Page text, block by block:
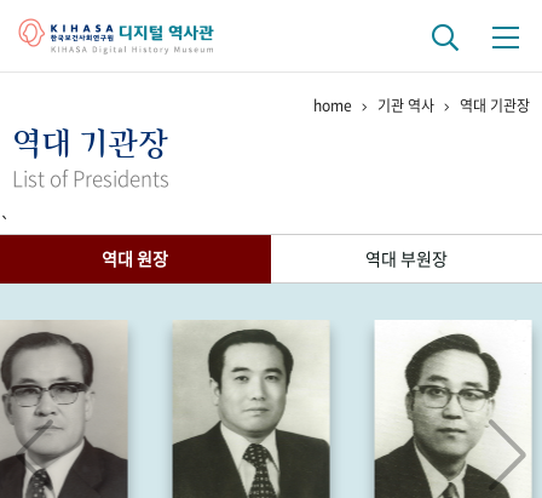
걸어온 길 기관 변천사
연구 역사
정책과 연구 키워드로 보는 연구 역사
연구자들
기록물 아카이브
사진 아카이브 문서 기록물 행정박물 영상 기록물
home 기관 역사 역대 기관장
역대 기관장
List of Presidents
`
역대 원장
역대 부원장